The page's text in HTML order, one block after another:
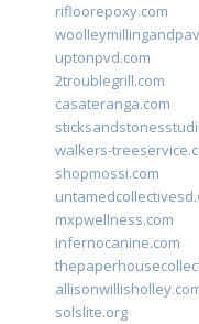
rifloorepoxy.com
uptonpvd.com
2troublegrill.com
casateranga.com
walkers-
shopmossi.com
mxpwellness.com
infernocanine.com
solslite.org